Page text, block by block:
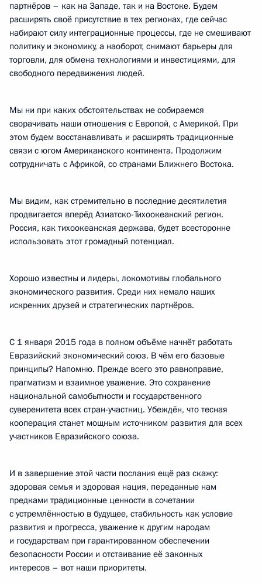
партнёров – как на Западе, так и на Востоке. Будем
расширять своё присутствие в тех регионах, где сейчас
набирают силу интеграционные процессы, где не смешивают
политику и экономику, а наоборот, снимают барьеры для
торговли, для обмена технологиями и инвестициями, для
свободного передвижения людей.
Мы ни при каких обстоятельствах не собираемся
сворачивать наши отношения с Европой, с Америкой. При
этом будем восстанавливать и расширять традиционные
связи с югом Американского континента. Продолжим
сотрудничать с Африкой, со странами Ближнего Востока.
Мы видим, как стремительно в последние десятилетия
продвигается вперёд Азиатско-Тихоокеанский регион.
Россия, как тихоокеанская держава, будет всесторонне
использовать этот громадный потенциал.
Хорошо известны и лидеры, локомотивы глобального
экономического развития. Среди них немало наших
искренних друзей и стратегических партнёров.
С 1 января 2015 года в полном объёме начнёт работать
Евразийский экономический союз. В чём его базовые
принципы? Напомню. Прежде всего это равноправие,
прагматизм и взаимное уважение. Это сохранение
национальной самобытности и государственного
суверенитета всех стран-участниц. Убеждён, что тесная
кооперация станет мощным источником развития для всех
участников Евразийского союза.
И в завершение этой части послания ещё раз скажу:
здоровая семья и здоровая нация, переданные нам
предками традиционные ценности в сочетании
с устремлённостью в будущее, стабильность как условие
развития и прогресса, уважение к другим народам
и государствам при гарантированном обеспечении
безопасности России и отстаивание её законных
интересов – вот наши приоритеты.